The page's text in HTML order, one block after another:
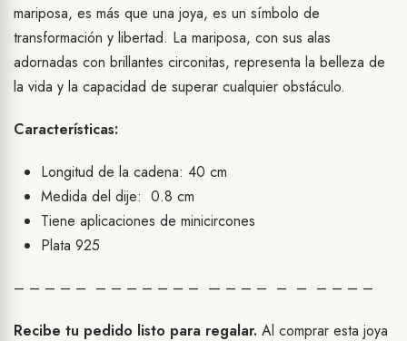
mariposa, es más que una joya, es un símbolo de
transformación y libertad. La mariposa, con sus alas
adornadas con brillantes circonitas, representa la belleza de
la vida y la capacidad de superar cualquier obstáculo.
Características:
Longitud de la cadena: 40 cm
Medida del dije: 0.8 cm
Tiene aplicaciones de minicircones
Plata 925
– – – – – – – – – – – – — – – – – – – – – –
Recibe tu pedido listo para regalar. Al comprar esta joya